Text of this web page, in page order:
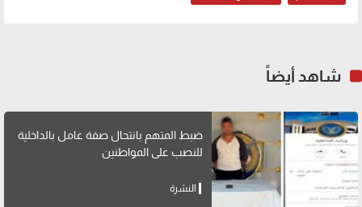
شاهد أيضاً
ضبط المتهم بانتحال صفة عامل بالداخلية
للنصب على المواطنين
النشرة